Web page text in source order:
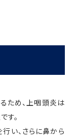
ため、上咽頭炎は
す。
い、さらに鼻から